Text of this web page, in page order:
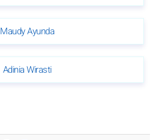
Maudy Ayunda
Adinia Wirasti